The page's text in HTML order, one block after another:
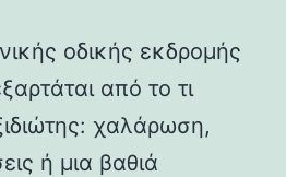
οδικής εκδρομής
από το τι
χαλάρωση,
ή μια βαθιά